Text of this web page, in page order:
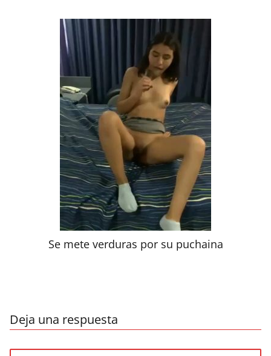
Se mete verduras por su puchaina
Deja una respuesta